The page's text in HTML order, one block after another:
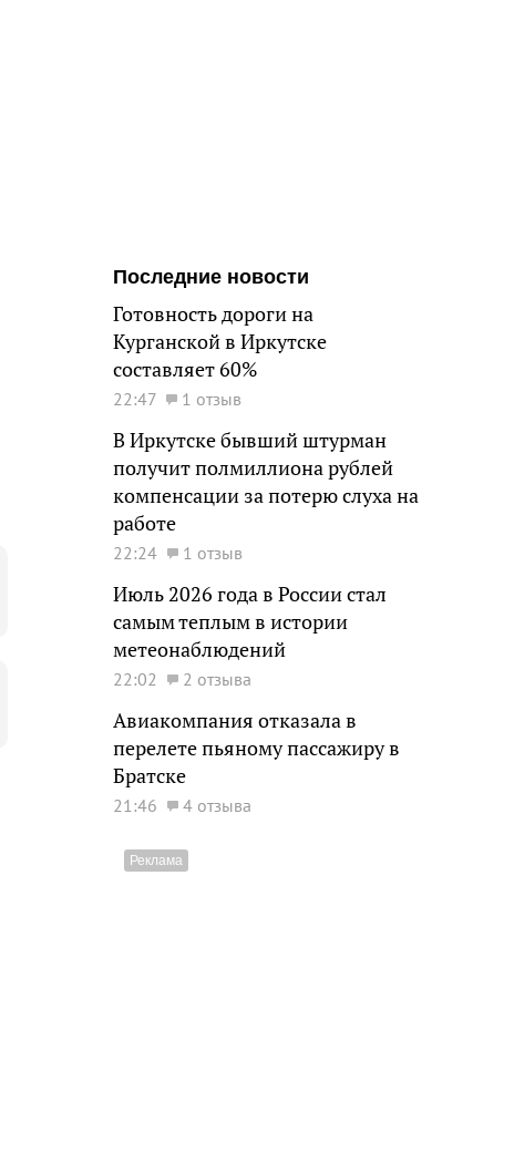
Последние новости
Готовность дороги на
Курганской в Иркутске
составляет 60%
22:47 1 отзыв
В Иркутске бывший штурман
получит полмиллиона рублей
компенсации за потерю слуха на
работе
22:24 1 отзыв
Июль 2026 года в России стал
самым теплым в истории
метеонаблюдений
22:02 2 отзыва
Авиакомпания отказала в
перелете пьяному пассажиру в
Братске
21:46 4 отзыва